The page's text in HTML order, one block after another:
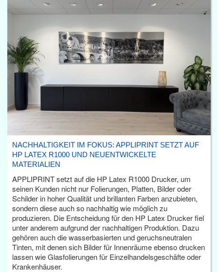
NACHHALTIGKEIT IM FOKUS: APPLIPRINT SETZT AUF
HP LATEX R1000 UND NEUENTWICKELTE
MATERIALIEN
APPLIPRINT setzt auf die HP Latex R1000 Drucker, um
seinen Kunden nicht nur Folierungen, Platten, Bilder oder
Schilder in hoher Qualität und brillanten Farben anzubieten,
sondern diese auch so nachhaltig wie möglich zu
produzieren. Die Entscheidung für den HP Latex Drucker fiel
unter anderem aufgrund der nachhaltigen Produktion. Dazu
gehören auch die wasserbasierten und geruchsneutralen
Tinten, mit denen sich Bilder für Innenräume ebenso drucken
lassen wie Glasfolierungen für Einzelhandelsgeschäfte oder
Krankenhäuser.